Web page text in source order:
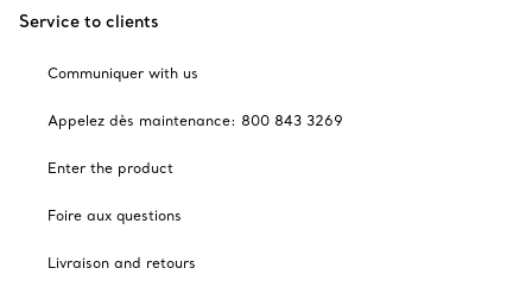
Service to clients
Communiquer with us
Appelez dès maintenance: 800 843 3269
Enter the product
Foire aux questions
Livraison and retours